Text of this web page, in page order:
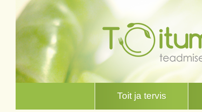
Toit ja tervis